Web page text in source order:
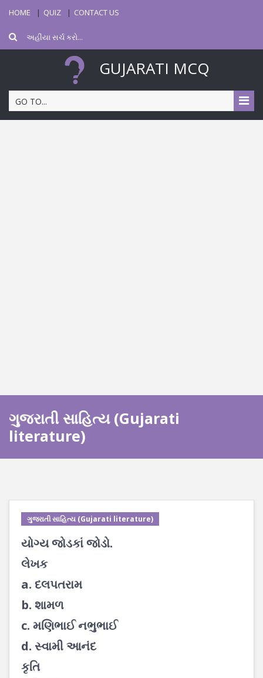
HOME QUIZ CONTACT US
GUJARATI MCQ
GO TO...
ગુજરાતી સાહિત્ય (Gujarati
literature)
ગુજરાતી સાહિત્ય (Gujarati literature)
યોગ્ય જોડકાં જોડો.
લેખક
a. દલપતરામ
b. શામળ
c. મણિભાઈ નભુભાઈ
d. સ્વામી આનંદ
કૃતિ